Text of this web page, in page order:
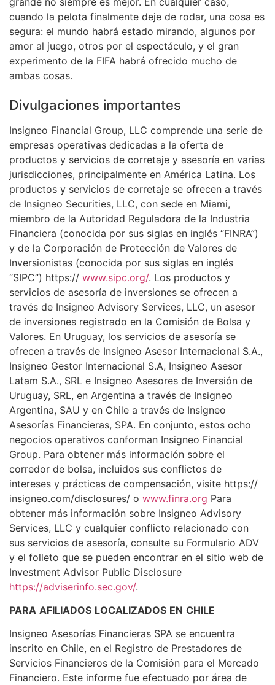
cuando la pelota finalmente deje de rodar, una cosa es
segura: el mundo habrá estado mirando, algunos por
amor al juego, otros por el espectáculo, y el gran
experimento de la FIFA habrá ofrecido mucho de
ambas cosas.
Divulgaciones importantes
Insigneo Financial Group, LLC comprende una serie de
empresas operativas dedicadas a la oferta de
productos y servicios de corretaje y asesoría en varias
jurisdicciones, principalmente en América Latina. Los
productos y servicios de corretaje se ofrecen a través
de Insigneo Securities, LLC, con sede en Miami,
miembro de la Autoridad Reguladora de la Industria
Financiera (conocida por sus siglas en inglés “FINRA”)
y de la Corporación de Protección de Valores de
Inversionistas (conocida por sus siglas en inglés
“SIPC”) https:// www.sipc.org/. Los productos y
servicios de asesoría de inversiones se ofrecen a
través de Insigneo Advisory Services, LLC, un asesor
de inversiones registrado en la Comisión de Bolsa y
Valores. En Uruguay, los servicios de asesoría se
ofrecen a través de Insigneo Asesor Internacional S.A.,
Insigneo Gestor Internacional S.A, Insigneo Asesor
Latam S.A., SRL e Insigneo Asesores de Inversión de
Uruguay, SRL, en Argentina a través de Insigneo
Argentina, SAU y en Chile a través de Insigneo
Asesorías Financieras, SPA. En conjunto, estos ocho
negocios operativos conforman Insigneo Financial
Group. Para obtener más información sobre el
corredor de bolsa, incluidos sus conflictos de
intereses y prácticas de compensación, visite https://
insigneo.com/disclosures/ o www.finra.org Para
obtener más información sobre Insigneo Advisory
Services, LLC y cualquier conflicto relacionado con
sus servicios de asesoría, consulte su Formulario ADV
y el folleto que se pueden encontrar en el sitio web de
Investment Advisor Public Disclosure
https://adviserinfo.sec.gov/.
PARA AFILIADOS LOCALIZADOS EN CHILE
Insigneo Asesorías Financieras SPA se encuentra
inscrito en Chile, en el Registro de Prestadores de
Servicios Financieros de la Comisión para el Mercado
Financiero. Este informe fue efectuado por área de